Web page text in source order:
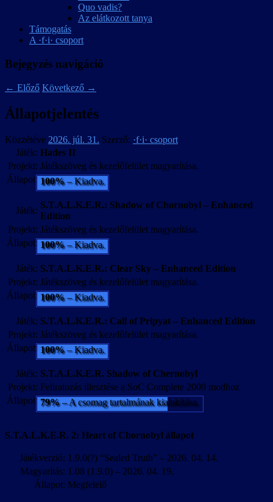
Quo vadis?
Az elátkozott tanya
Támogatás
A ·f·i· csoport
Bejegyzés navigáció
← Előző Következő →
Állapotjelentés
Közzétéve 2026. júl. 31. Szerző: ·f·i· csoport
Játék: Hades II
Projekt: Játékszöveg és kezelőfelület magyarítása.
Állapot: 100%– Kiadva.
Játék:
S.T.A.L.K.E.R.: Shadow of Chornobyl – Enhanced
Edition
Projekt: Játékszöveg és kezelőfelület magyarítása.
Állapot: 100%– Kiadva.
Játék: S.T.A.L.K.E.R.: Clear Sky – Enhanced Edition
Projekt: Játékszöveg és kezelőfelület magyarítása.
Állapot: 100%– Kiadva.
Játék: S.T.A.L.K.E.R.: Call of Pripyat – Enhanced Edition
Projekt: Játékszöveg és kezelőfelület magyarítása.
Állapot: 100%– Kiadva.
Játék: S.T.A.L.K.E.R. Shadow of Chernobyl
Projekt: Feliratozás illesztése a SoC Complete 2009 modhoz
Állapot: 79%– A csomag tartalmának kialakítása.
S.T.A.L.K.E.R. 2: Heart of Chornobyl állapot
Játékverzió: 1.9.0(?) “Sealed Truth” – 2026. 04. 14.
Magyarítás: 1.08 (1.9.0) – 2026. 04. 19.
Állapot: Megfelelő